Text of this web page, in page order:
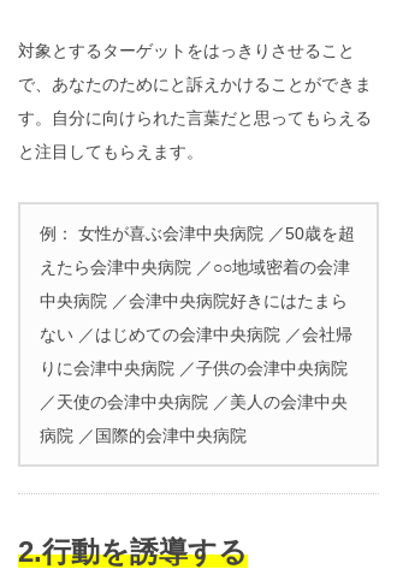
対象とするターゲットをはっきりさせること
で、あなたのためにと訴えかけることができま
す。自分に向けられた言葉だと思ってもらえる
と注目してもらえます。
例： 女性が喜ぶ会津中央病院 ／50歳を超
えたら会津中央病院 ／○○地域密着の会津
中央病院 ／会津中央病院好きにはたまら
ない ／はじめての会津中央病院 ／会社帰
りに会津中央病院 ／子供の会津中央病院
／天使の会津中央病院 ／美人の会津中央
病院 ／国際的会津中央病院
2.行動を誘導する